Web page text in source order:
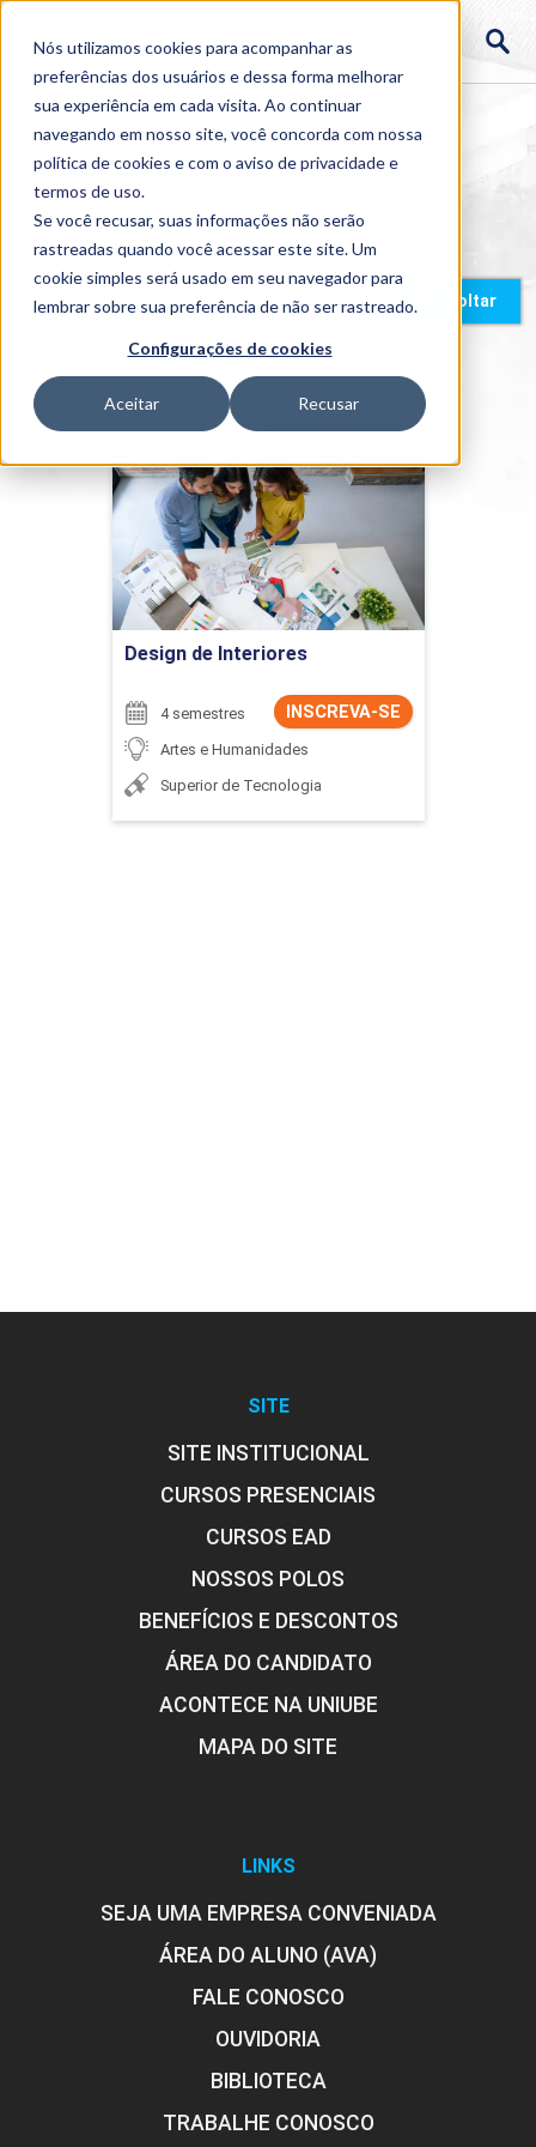
Nós utilizamos cookies para acompanhar as
preferências dos usuários e dessa forma melhorar
sua experiência em cada visita. Ao continuar
navegando em nosso site, você concorda com nossa
política de cookies e com o aviso deprivacidade e
termos de uso.
Se você recusar, suas informações não serão
rastreadas quando você acessar este site. Um
cookie simples será usado em seu navegador para
lembrar sobre sua preferência de não ser rastreado.
Configurações de cookies
Aceitar Recusar
Home > Cursos > EAD >Graduação
Voltar
Curso EAD
Design de Interiores
INSCREVA-SE
4 semestres
Artes e Humanidades
Superior de Tecnologia
Detalhes do curso
Ir para Inscrição
SITE
SITE INSTITUCIONAL
CURSOS PRESENCIAIS
CURSOS EAD
NOSSOS POLOS
BENEFÍCIOS E DESCONTOS
ÁREA DO CANDIDATO
ACONTECE NA UNIUBE
MAPA DO SITE
LINKS
SEJA UMA EMPRESA CONVENIADA
ÁREA DO ALUNO (AVA)
FALE CONOSCO
OUVIDORIA
BIBLIOTECA
TRABALHE CONOSCO